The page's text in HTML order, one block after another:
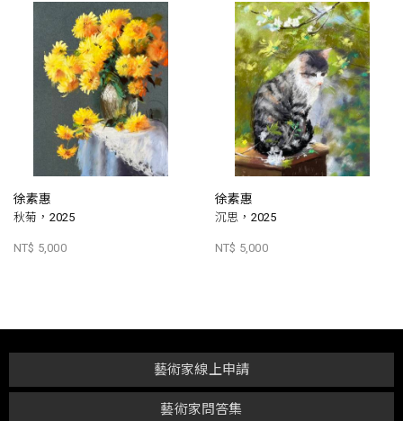
徐素惠
秋菊，2025
NT$ 5,000
徐素惠
沉思，2025
NT$ 5,000
藝術家問答集
藝術家線上申請